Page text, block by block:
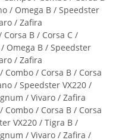
/ Omega B / Speedster
/ Zafira
B / Corsa C /
Omega B / Speedster
/ Zafira
/ Corsa B / Corsa
/ Speedster VX220 /
/ Vivaro / Zafira
/ Corsa B / Corsa
VX220 / Tigra B /
/ Vivaro / Zafira /